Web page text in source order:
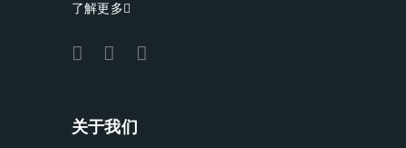
了解更多
关于我们